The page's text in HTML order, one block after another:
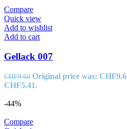
Compare
Quick view
Add to wishlist
Add to cart
Gellack 007
CHF9.60 Original price was:
CHF5.41.
-44%
Compare